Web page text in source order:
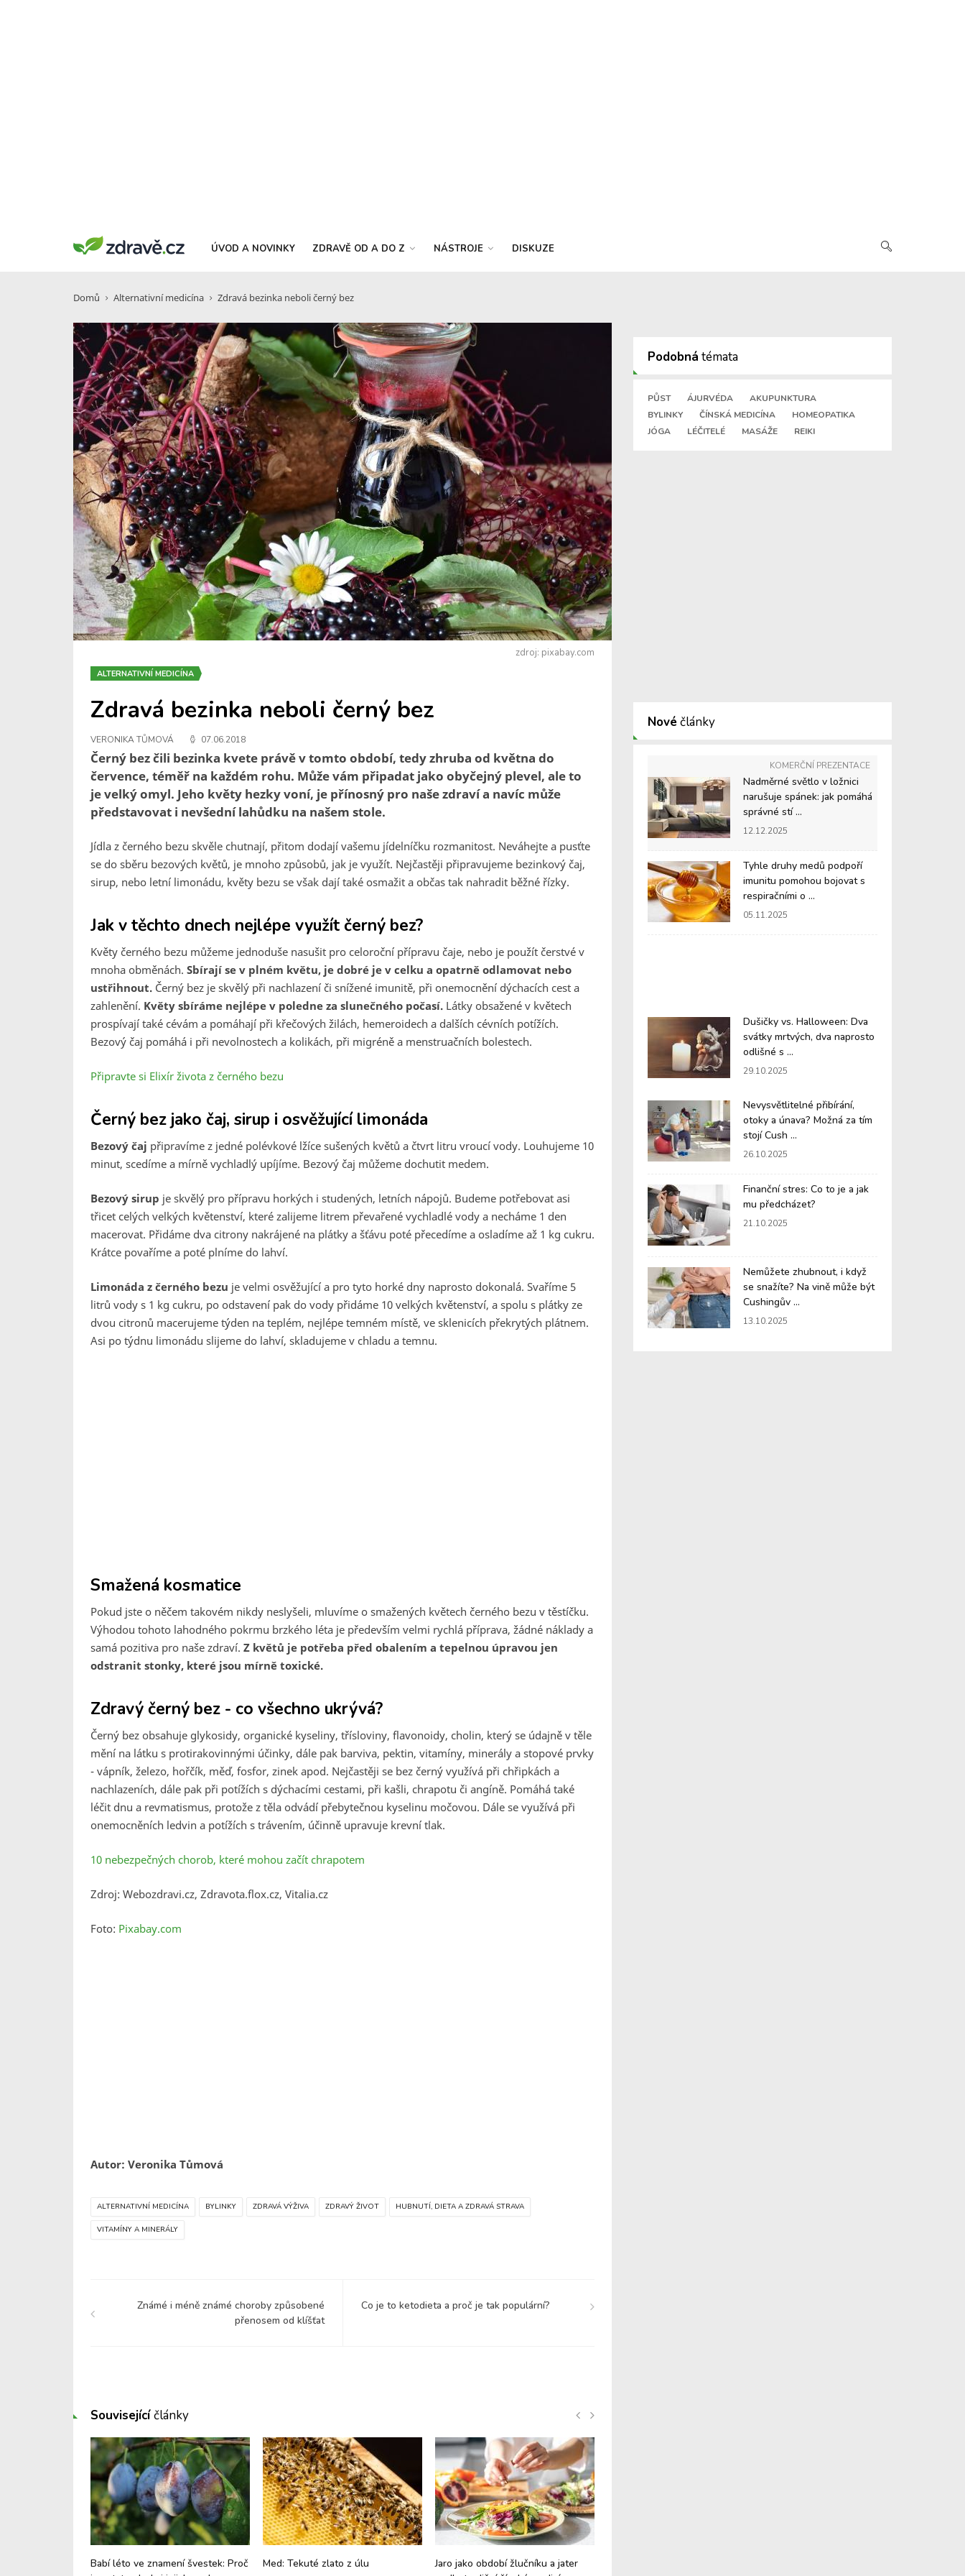
ÚVOD A NOVINKY ZDRAVĚ OD A DO Z NÁSTROJE DISKUZE
Domů Alternativní medicína Zdravá bezinka neboli černý bez
zdroj: pixabay.com
ALTERNATIVNÍ MEDICÍNA
Zdravá bezinka neboli černý bez
VERONIKA TŮMOVÁ 07.06.2018
Černý bez čili bezinka kvete právě v tomto období, tedy zhruba od května do
července, téměř na každém rohu. Může vám připadat jako obyčejný plevel, ale to
je velký omyl. Jeho květy hezky voní, je přínosný pro naše zdraví a navíc může
představovat i nevšední lahůdku na našem stole.
Jídla z černého bezu skvěle chutnají, přitom dodají vašemu jídelníčku rozmanitost. Neváhejte a pusťte
se do sběru bezových květů, je mnoho způsobů, jak je využít. Nejčastěji připravujeme bezinkový čaj,
sirup, nebo letní limonádu, květy bezu se však dají také osmažit a občas tak nahradit běžné řízky.
Jak v těchto dnech nejlépe využít černý bez?
Květy černého bezu můžeme jednoduše nasušit pro celoroční přípravu čaje, nebo je použít čerstvé v
mnoha obměnách. Sbírají se v plném květu, je dobré je v celku a opatrně odlamovat nebo
ustřihnout. Černý bez je skvělý při nachlazení či snížené imunitě, při onemocnění dýchacích cest a
zahlenění. Květy sbíráme nejlépe v poledne za slunečného počasí. Látky obsažené v květech
prospívají také cévám a pomáhají při křečových žilách, hemeroidech a dalších cévních potížích.
Bezový čaj pomáhá i při nevolnostech a kolikách, při migréně a menstruačních bolestech.
Připravte si Elixír života z černého bezu
Černý bez jako čaj, sirup i osvěžující limonáda
Bezový čaj připravíme z jedné polévkové lžíce sušených květů a čtvrt litru vroucí vody. Louhujeme 10
minut, scedíme a mírně vychladlý upíjíme. Bezový čaj můžeme dochutit medem.
Bezový sirup je skvělý pro přípravu horkých i studených, letních nápojů. Budeme potřebovat asi
třicet celých velkých květenství, které zalijeme litrem převařené vychladlé vody a necháme 1 den
macerovat. Přidáme dva citrony nakrájené na plátky a šťávu poté přecedíme a osladíme až 1 kg cukru.
Krátce povaříme a poté plníme do lahví.
Limonáda z černého bezu je velmi osvěžující a pro tyto horké dny naprosto dokonalá. Svaříme 5
litrů vody s 1 kg cukru, po odstavení pak do vody přidáme 10 velkých květenství, a spolu s plátky ze
dvou citronů macerujeme týden na teplém, nejlépe temném místě, ve sklenicích překrytých plátnem.
Asi po týdnu limonádu slijeme do lahví, skladujeme v chladu a temnu.
Smažená kosmatice
Pokud jste o něčem takovém nikdy neslyšeli, mluvíme o smažených květech černého bezu v těstíčku.
Výhodou tohoto lahodného pokrmu brzkého léta je především velmi rychlá příprava, žádné náklady a
samá pozitiva pro naše zdraví. Z květů je potřeba před obalením a tepelnou úpravou jen
odstranit stonky, které jsou mírně toxické.
Zdravý černý bez - co všechno ukrývá?
Černý bez obsahuje glykosidy, organické kyseliny, třísloviny, flavonoidy, cholin, který se údajně v těle
mění na látku s protirakovinnými účinky, dále pak barviva, pektin, vitamíny, minerály a stopové prvky
- vápník, železo, hořčík, měď, fosfor, zinek apod. Nejčastěji se bez černý využívá při chřipkách a
nachlazeních, dále pak při potížích s dýchacími cestami, při kašli, chrapotu či angíně. Pomáhá také
léčit dnu a revmatismus, protože z těla odvádí přebytečnou kyselinu močovou. Dále se využívá při
onemocněních ledvin a potížích s trávením, účinně upravuje krevní tlak.
10 nebezpečných chorob, které mohou začít chrapotem
Zdroj: Webozdravi.cz, Zdravota.flox.cz, Vitalia.cz
Foto: Pixabay.com
Autor: Veronika Tůmová
ALTERNATIVNÍ MEDICÍNA BYLINKY ZDRAVÁ VÝŽIVA ZDRAVÝ ŽIVOT HUBNUTÍ, DIETA A ZDRAVÁ STRAVA
VITAMÍNY A MINERÁLY
Známé i méně známé choroby způsobené
přenosem od klíšťat
Co je to ketodieta a proč je tak populární?
Podobná témata
PŮST ÁJURVÉDA
AKUPUNKTURA
BYLINKY
ČÍNSKÁ MEDICÍNA
HOMEOPATIKA
JÓGA
LÉČITELÉ MASÁŽE REIKI
Nové články
KOMERČNÍ PREZENTACE
Nadměrné světlo v ložnici
narušuje spánek: jak pomáhá
správné stí ...
12.12.2025
Tyhle druhy medů podpoří
imunitu pomohou bojovat s
respiračními o ...
05.11.2025
Dušičky vs. Halloween: Dva
svátky mrtvých, dva naprosto
odlišné s ...
29.10.2025
Nevysvětlitelné přibírání,
otoky a únava? Možná za tím
stojí Cush ...
26.10.2025
Finanční stres: Co to je a jak
mu předcházet?
21.10.2025
Nemůžete zhubnout, i když
se snažíte? Na vině může být
Cushingův ...
13.10.2025
Souvisejícíčlánky
Babí léto ve znamení švestek: Proč
Med: Tekuté zlato z úlu
Jaro jako období žlučníku a jater